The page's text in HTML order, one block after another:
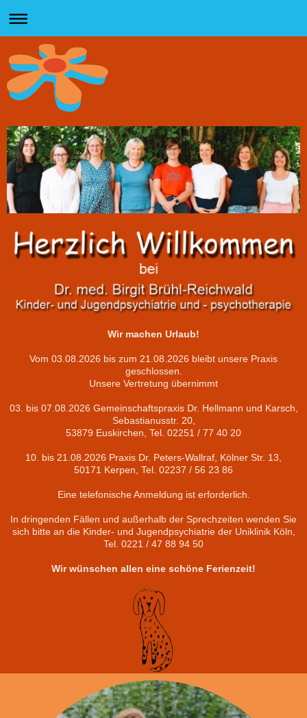
Wir machen Urlaub!
Vom 03.08.2026 bis zum 21.08.2026 bleibt unsere Praxis
geschlossen.
Unsere Vertretung übernimmt
03. bis 07.08.2026 Gemeinschaftspraxis Dr. Hellmann und Karsch,
Sebastianusstr. 20,
53879 Euskirchen, Tel. 02251 / 77 40 20
10. bis 21.08.2026 Praxis Dr. Peters-Wallraf, Kölner Str. 13,
50171 Kerpen, Tel. 02237 / 56 23 86
Eine telefonische Anmeldung ist erforderlich.
In dringenden Fällen und außerhalb der Sprechzeiten wenden Sie
sich bitte an die Kinder- und Jugendpsychiatrie der Uniklinik Köln,
Tel. 0221 / 47 88 94 50
Wir wünschen allen eine schöne Ferienzeit!